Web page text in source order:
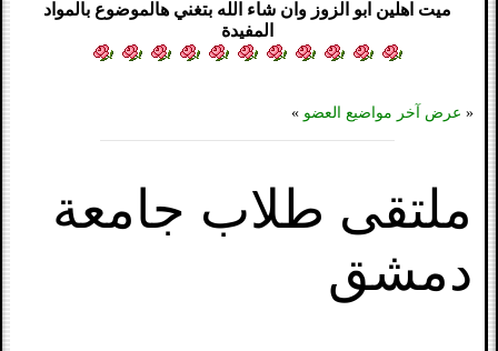
ميت اهلين ابو الزوز وان شاء الله بتغني هالموضوع بالمواد
المفيدة
« عرض آخر مواضيع العضو »
ملتقى طلاب جامعة
دمشق